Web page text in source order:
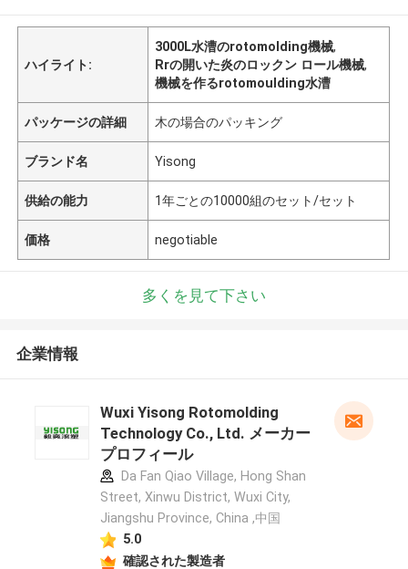
ハイライト:
3000L水漕のrotomolding機械,
Rrの開いた炎のロックン ロール機械,
機械を作るrotomoulding水漕
パッケージの詳細 木の場合のパッキング
ブランド名 Yisong
供給の能力 1年ごとの10000組のセット/セット
価格 negotiable
多くを見て下さい
企業情報
Wuxi Yisong Rotomolding
Technology Co., Ltd. メーカー
プロフィール
Da Fan Qiao Village, Hong Shan
Street, Xinwu District, Wuxi City,
Jiangshu Province, China ,中国
5.0
確認された製造者